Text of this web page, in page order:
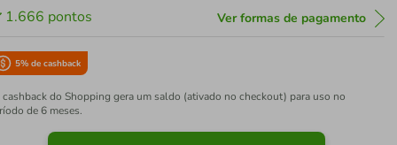
1.666 pontos Ver formas de pagamento
5% de cashback
cashback do Shopping gera um saldo (ativado no checkout) para uso no
de 6 meses.